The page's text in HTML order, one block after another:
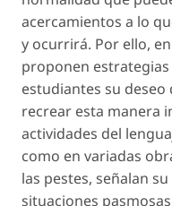
acercamientos a lo
y ocurrirá. Por ello,
proponen
estudiantes su
recrear esta manera
actividades del
como en variadas
las pestes, señalan
situaciones